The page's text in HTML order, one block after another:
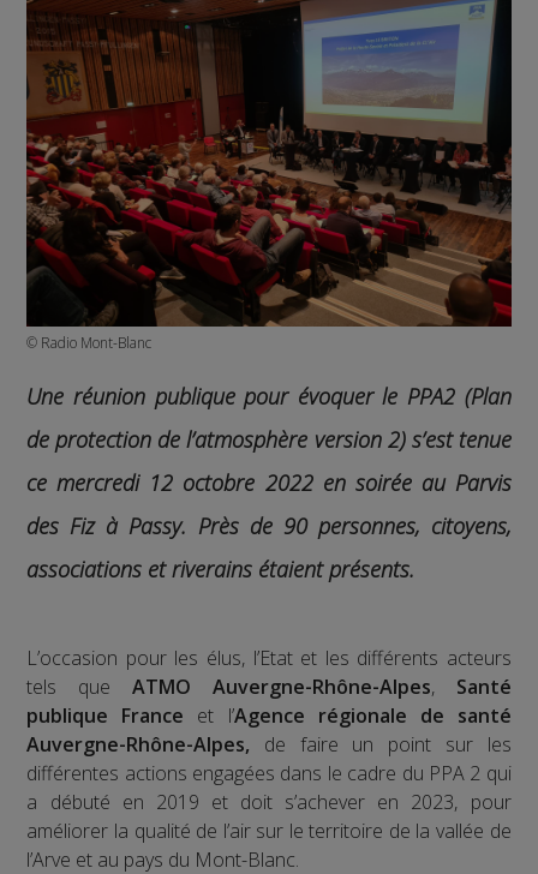
© Radio Mont-Blanc
Une réunion publique pour évoquer le PPA2 (Plan
de protection de l’atmosphère version 2) s’est tenue
ce mercredi 12 octobre 2022 en soirée au Parvis
des Fiz à Passy. Près de 90 personnes, citoyens,
associations et riverains étaient présents.
L’occasion pour les élus, l’Etat et les différents acteurs
tels que ATMO Auvergne-Rhône-Alpes, Santé
publique France et l’Agence régionale de santé
Auvergne-Rhône-Alpes, de faire un point sur les
différentes actions engagées dans le cadre du PPA 2 qui
a débuté en 2019 et doit s’achever en 2023, pour
améliorer la qualité de l’air sur le territoire de la vallée de
l’Arve et au pays du Mont-Blanc.